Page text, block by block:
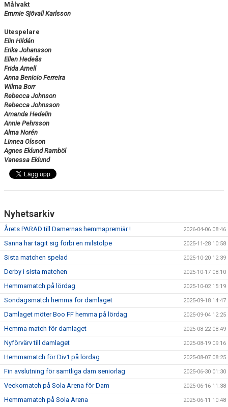
Målvakt
Emmie Sjövall Karlsson
Utespelare
Elin Hildén
Erika Johansson
Ellen Hedeås
Frida Arnell
Anna Benicio Ferreira
Wilma Borr
Rebecca Johnson
Rebecca Johnsson
Amanda Hedelin
Annie Pehrsson
Alma Norén
Linnea Olsson
Agnes Eklund Ramböl
Vanessa Eklund
Nyhetsarkiv
Årets PARAD till Damernas hemmapremiär ! 2026-04-06 08:46
Sanna har tagit sig förbi en milstolpe 2025-11-28 10:58
Sista matchen spelad 2025-10-20 12:39
Derby i sista matchen 2025-10-17 08:10
Hemmamatch på lördag 2025-10-02 15:19
Söndagsmatch hemma för damlaget 2025-09-18 14:47
Damlaget möter Boo FF hemma på lördag 2025-09-04 12:25
Hemma match för damlaget 2025-08-22 08:49
Nyförvärv till damlaget 2025-08-19 09:16
Hemmamatch för Div1 på lördag 2025-08-07 08:25
Fin avslutning för samtliga dam seniorlag 2025-06-30 01:30
Veckomatch på Sola Arena för Dam 2025-06-16 11:38
Hemmamatch på Sola Arena 2025-06-11 10:48